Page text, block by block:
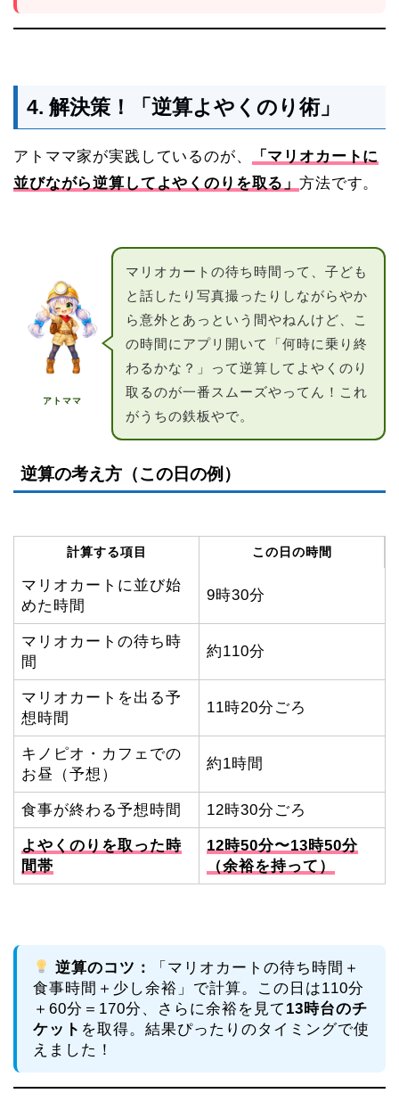
4. 解決策！「逆算よやくのり術」
アトママ家が実践しているのが、
「マリオカートに
並びながら逆算してよやくのりを取る」方法です。
アトママ
マリオカートの待ち時間って、子ども
と話したり写真撮ったりしながらやか
ら意外とあっという間やねんけど、こ
の時間にアプリ開いて「何時に乗り終
わるかな？」って逆算してよやくのり
取るのが一番スムーズやってん！これ
がうちの鉄板やで。
逆算の考え方（この日の例）
計算する項目 この日の時間
マリオカートに並び始
めた時間
9時30分
マリオカートの待ち時
間
約110分
マリオカートを出る予
想時間
11時20分ごろ
キノピオ・カフェでの
お昼（予想）
約1時間
食事が終わる予想時間 12時30分ごろ
よやくのりを取った時
間帯
12時50分〜13時50分
（余裕を持って）
逆算のコツ：
「マリオカートの待ち時間＋
食事時間＋少し余裕」で計算。この日は110分
＋60分＝170分、さらに余裕を見て 13時台のチ
ケット を取得。結果ぴったりのタイミングで使
えました！